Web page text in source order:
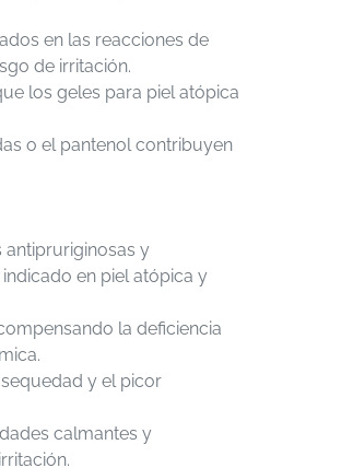
en las reacciones de
de irritación.
los geles para piel atópica
o el pantenol contribuyen
antipruriginosas y
en piel atópica y
la deficiencia
y el picor
calmantes y